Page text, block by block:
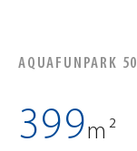
AQUAFUNPARK 50
399m²